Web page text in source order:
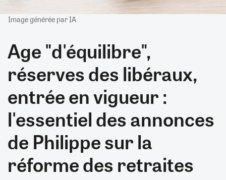
Image générée par IA
Age "d'équilibre",
réserves des libéraux,
entrée en vigueur :
l'essentiel des annonces
de Philippe sur la
réforme des retraites